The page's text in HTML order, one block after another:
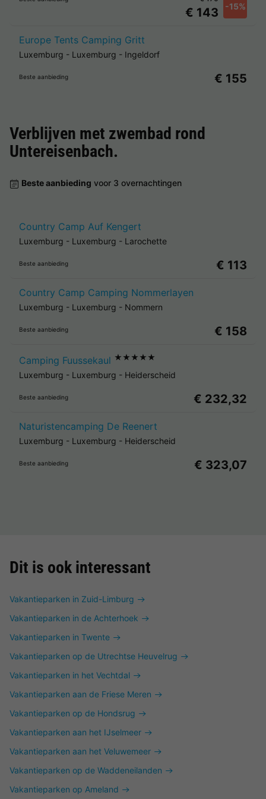
€ 143 -15%
Europe Tents Camping Gritt
Luxemburg - Luxemburg - Ingeldorf
Beste aanbieding € 155
Verblijven met zwembad rond
Untereisenbach.
Beste aanbieding voor 3 overnachtingen
Country Camp Auf Kengert
Luxemburg - Luxemburg - Larochette
Beste aanbieding € 113
Country Camp Camping Nommerlayen
Luxemburg - Luxemburg - Nommern
Beste aanbieding € 158
Camping Fuussekaul ★★★★★
Luxemburg - Luxemburg - Heiderscheid
Beste aanbieding € 232,32
Naturistencamping De Reenert
Luxemburg - Luxemburg - Heiderscheid
Beste aanbieding € 323,07
Dit is ook interessant
Vakantieparken in Zuid-Limburg
Vakantieparken in de Achterhoek
Vakantieparken in Twente
Vakantieparken op de Utrechtse Heuvelrug
Vakantieparken in het Vechtdal
Vakantieparken aan de Friese Meren
Vakantieparken op de Hondsrug
Vakantieparken aan het IJselmeer
Vakantieparken aan het Veluwemeer
Vakantieparken op de Waddeneilanden
Vakantieparken op Ameland